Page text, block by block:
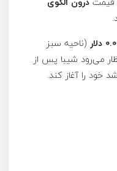
(ناحیه سبز
می‌رود شیبا پس از
خود را آغاز کند.